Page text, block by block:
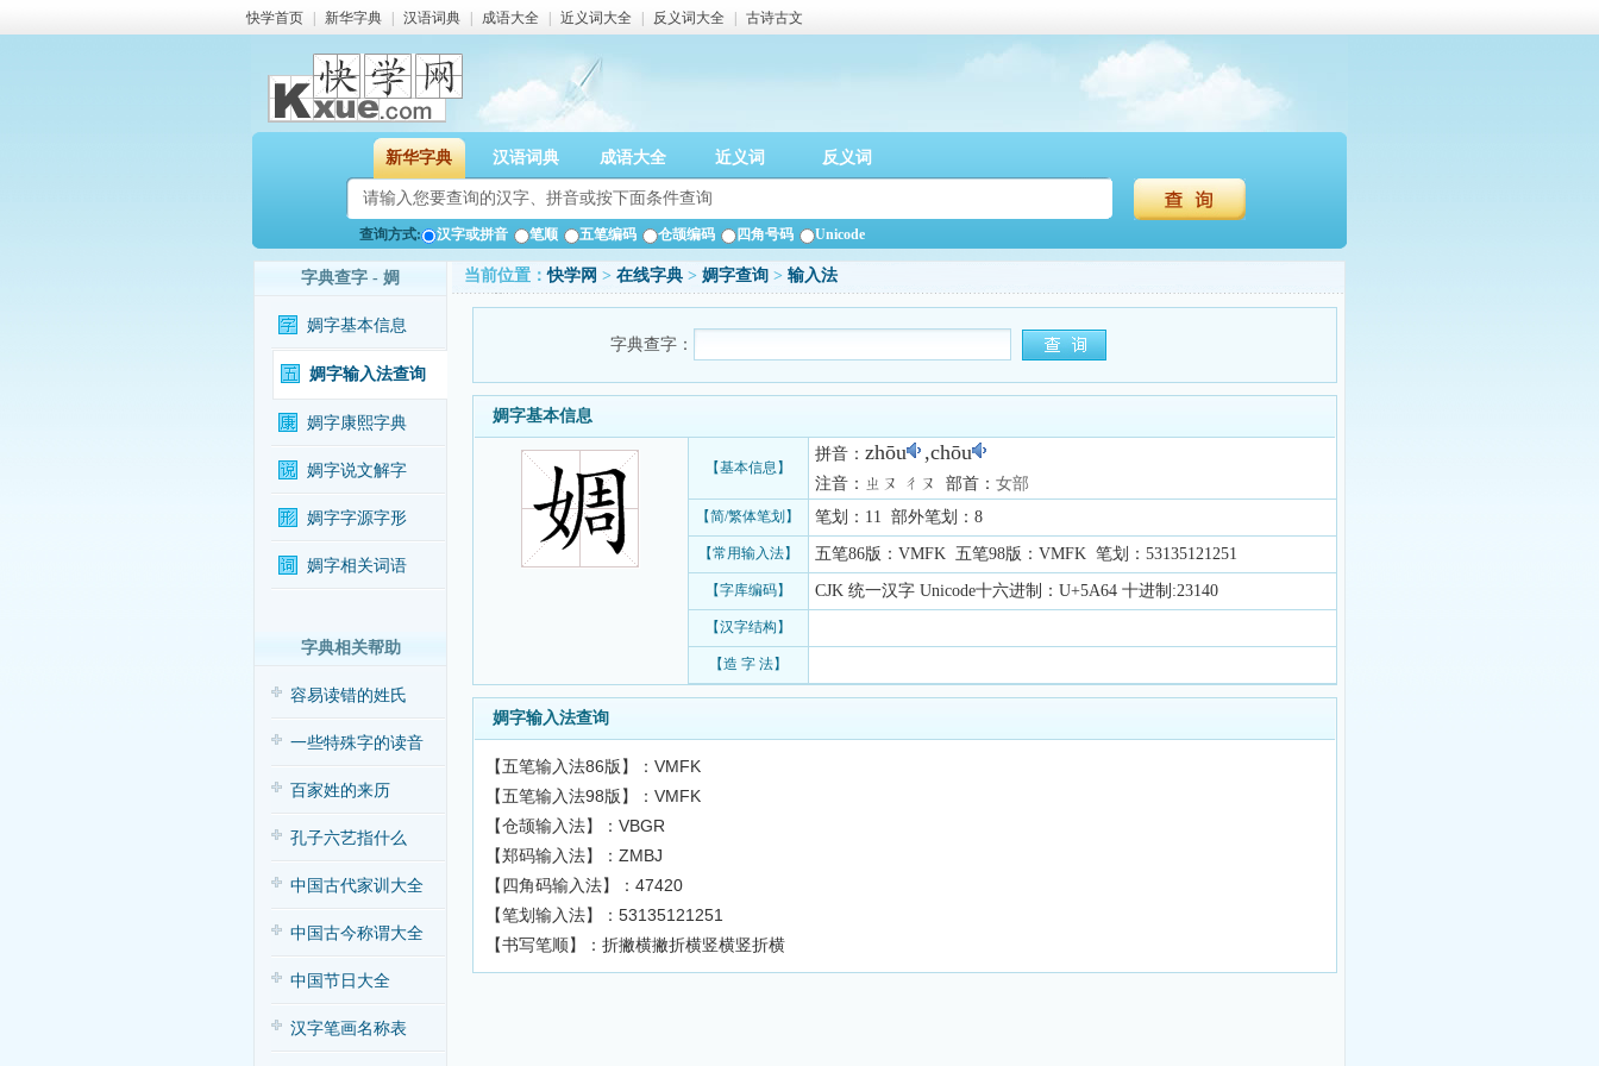
快学首页 新华字典 汉语词典 成语大全 近义词大全 反义词大全 古诗古文
新华字典 汉语词典 成语大全 近义词 反义词
查询方式: 汉字或拼音 笔顺 五笔编码 仓颉编码 四角号码 Unicode
字典查字 - 婤
婤字基本信息
婤字输入法查询
婤字康熙字典
婤字说文解字
婤字字源字形
婤字相关词语
字典相关帮助
容易读错的姓氏
一些特殊字的读音
百家姓的来历
孔子六艺指什么
中国古代家训大全
中国古今称谓大全
中国节日大全
汉字笔画名称表
当前位置：快学网 > 在线字典 > 婤字查询 > 输入法
字典查字：
婤字基本信息
【基本信息】
拼音： zhōu ,chōu
注音：ㄓㄡ ㄔㄡ 部首： 女部
【简/繁体笔划】 笔划：11 部外笔划：8
【常用输入法】 五笔86版：VMFK 五笔98版：VMFK 笔划：53135121251
【字库编码】 CJK 统一汉字 Unicode十六进制：U+5A64 十进制:23140
【汉字结构】
【造 字 法】
婤字输入法查询
【五笔输入法86版】：VMFK
【五笔输入法98版】：VMFK
【仓颉输入法】：VBGR
【郑码输入法】：ZMBJ
【四角码输入法】：47420
【笔划输入法】：53135121251
【书写笔顺】：折撇横撇折横竖横竖折横